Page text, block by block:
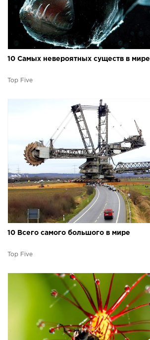
10 Самых невероятных существ в мире
Top Five
10 Всего самого большого в мире
Top Five